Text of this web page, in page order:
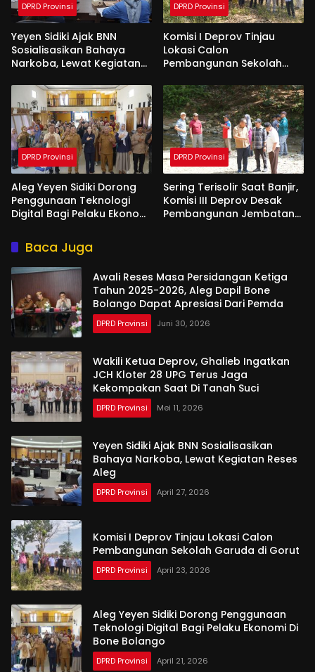
DPRD Provinsi
Yeyen Sidiki Ajak BNN
Sosialisasikan Bahaya
Narkoba, Lewat Kegiatan
DPRD Provinsi
Komisi I Deprov Tinjau
Lokasi Calon
Pembangunan Sekolah
DPRD Provinsi
Aleg Yeyen Sidiki Dorong
Penggunaan Teknologi
Digital Bagi Pelaku Ekonomi
DPRD Provinsi
Sering Terisolir Saat Banjir,
Komisi III Deprov Desak
Pembangunan Jembatan
Baca Juga
Awali Reses Masa Persidangan Ketiga
Tahun 2025-2026, Aleg Dapil Bone
Bolango Dapat Apresiasi Dari Pemda
DPRD Provinsi Juni 30, 2026
Wakili Ketua Deprov, Ghalieb Ingatkan
JCH Kloter 28 UPG Terus Jaga
Kekompakan Saat Di Tanah Suci
DPRD Provinsi Mei 11, 2026
Yeyen Sidiki Ajak BNN Sosialisasikan
Bahaya Narkoba, Lewat Kegiatan Reses
Aleg
DPRD Provinsi April 27, 2026
Komisi I Deprov Tinjau Lokasi Calon
Pembangunan Sekolah Garuda di Gorut
DPRD Provinsi April 23, 2026
Aleg Yeyen Sidiki Dorong Penggunaan
Teknologi Digital Bagi Pelaku Ekonomi Di
Bone Bolango
DPRD Provinsi April 21, 2026